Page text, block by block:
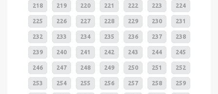
218 219 220 221 222 223 224
225 226 227 228 229 230 231
232 233 234 235 236 237 238
239 240 241 242 243 244 245
246 247 248 249 250 251 252
253 254 255 256 257 258 259